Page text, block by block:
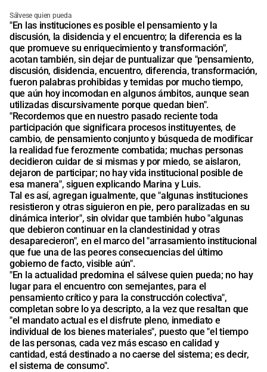
Sálvese quien pueda
"En las instituciones es posible el pensamiento y la
discusión, la disidencia y el encuentro; la diferencia es la
que promueve su enriquecimiento y transformación",
acotan también, sin dejar de puntualizar que "pensamiento,
discusión, disidencia, encuentro, diferencia, transformación,
fueron palabras prohibidas y temidas por mucho tiempo,
que aún hoy incomodan en algunos ámbitos, aunque sean
utilizadas discursivamente porque quedan bien".
"Recordemos que en nuestro pasado reciente toda
participación que significara procesos instituyentes, de
cambio, de pensamiento conjunto y búsqueda de modificar
la realidad fue ferozmente combatida; muchas personas
decidieron cuidar de si mismas y por miedo, se aislaron,
dejaron de participar; no hay vida institucional posible de
esa manera", siguen explicando Marina y Luis.
Tal es así, agregan igualmente, que "algunas instituciones
resistieron y otras siguieron en pie, pero paralizadas en su
dinámica interior", sin olvidar que también hubo "algunas
que debieron continuar en la clandestinidad y otras
desaparecieron", en el marco del "arrasamiento institucional
que fue una de las peores consecuencias del último
gobierno de facto, visible aún".
"En la actualidad predomina el sálvese quien pueda; no hay
lugar para el encuentro con semejantes, para el
pensamiento crítico y para la construcción colectiva",
completan sobre lo ya descripto, a la vez que resaltan que
"el mandato actual es el disfrute pleno, inmediato e
individual de los bienes materiales", puesto que "el tiempo
de las personas, cada vez más escaso en calidad y
cantidad, está destinado a no caerse del sistema; es decir,
el sistema de consumo".